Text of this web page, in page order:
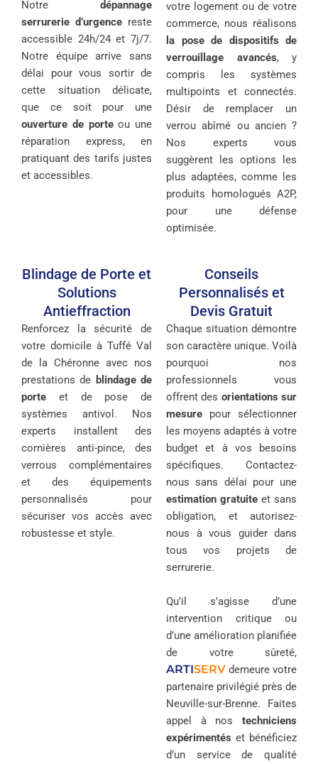
Notre dépannage
serrurerie d’urgence reste
accessible 24h/24 et 7j/7.
Notre équipe arrive sans
délai pour vous sortir de
cette situation délicate,
que ce soit pour une
ouverture de porteou une
réparation express, en
pratiquant des tarifs justes
et accessibles.
votre logement ou de votre
commerce, nous réalisons
la pose de dispositifs de
verrouillage avancés, y
compris les systèmes
multipoints et connectés.
Désir de remplacer un
verrou abîmé ou ancien ?
Nos experts vous
suggèrent les options les
plus adaptées, comme les
produits homologués A2P,
pour une défense
optimisée.
Blindage de Porte et
Solutions
Antieffraction
Renforcez la sécurité de
votre domicile à Tuffé Val
de la Chéronne avec nos
prestations de blindage de
porte et de pose de
systèmes antivol. Nos
experts installent des
cornières anti-pince, des
verrous complémentaires
et des équipements
personnalisés pour
sécuriser vos accès avec
robustesse et style.
Conseils
Personnalisés et
Devis Gratuit
Chaque situation démontre
son caractère unique. Voilà
pourquoi nos
professionnels vous
offrent des orientations sur
mesure pour sélectionner
les moyens adaptés à votre
budget et à vos besoins
spécifiques. Contactez-
nous sans délai pour une
estimation gratuite et sans
obligation, et autorisez-
nous à vous guider dans
tous vos projets de
serrurerie.
Qu’il s’agisse d’une
intervention critique ou
d’une amélioration planifiée
de votre sûreté,
ARTISERV demeure votre
partenaire privilégié près de
Neuville-sur-Brenne. Faites
appel à nos techniciens
expérimentés et bénéficiez
d’un service de qualité